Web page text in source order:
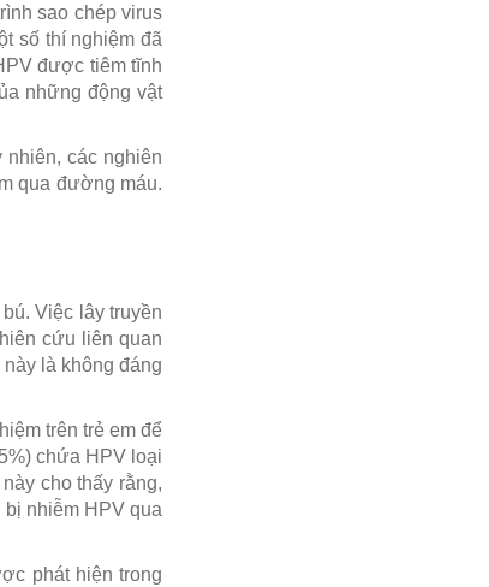
sao chép virus
số thí nghiệm đã
được tiêm tĩnh
những động vật
các nghiên
qua đường máu.
Việc lây truyền
cứu liên quan
là không đáng
trên trẻ em để
chứa HPV loại
cho thấy rằng,
nhiễm HPV qua
phát hiện trong